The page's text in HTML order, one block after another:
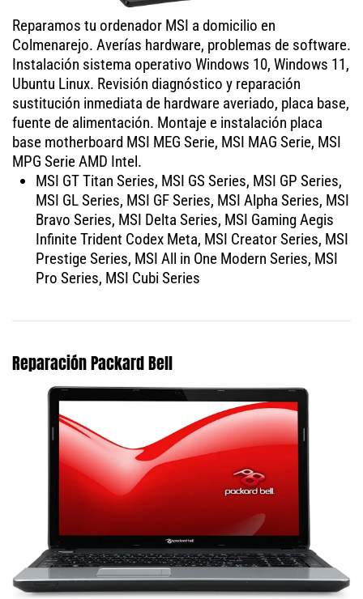
Reparamos tu ordenador MSI a domicilio en
Colmenarejo. Averías hardware, problemas de software.
Instalación sistema operativo Windows 10, Windows 11,
Ubuntu Linux. Revisión diagnóstico y reparación
sustitución inmediata de hardware averiado, placa base,
fuente de alimentación. Montaje e instalación placa
base motherboard MSI MEG Serie, MSI MAG Serie, MSI
MPG Serie AMD Intel.
MSI GT Titan Series, MSI GS Series, MSI GP Series,
MSI GL Series, MSI GF Series, MSI Alpha Series, MSI
Bravo Series, MSI Delta Series, MSI Gaming Aegis
Infinite Trident Codex Meta, MSI Creator Series, MSI
Prestige Series, MSI All in One Modern Series, MSI
Pro Series, MSI Cubi Series
Reparación Packard Bell